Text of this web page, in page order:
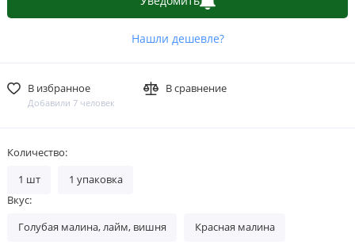
Нашли дешевле?
В избранное
Добавили 7 человек
В сравнение
Количество:
1 шт
1 упаковка
Вкус:
Голубая малина, лайм, вишня Красная малина